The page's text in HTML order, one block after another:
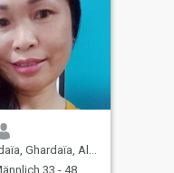
Ghardaïa, Algerien
33 - 48